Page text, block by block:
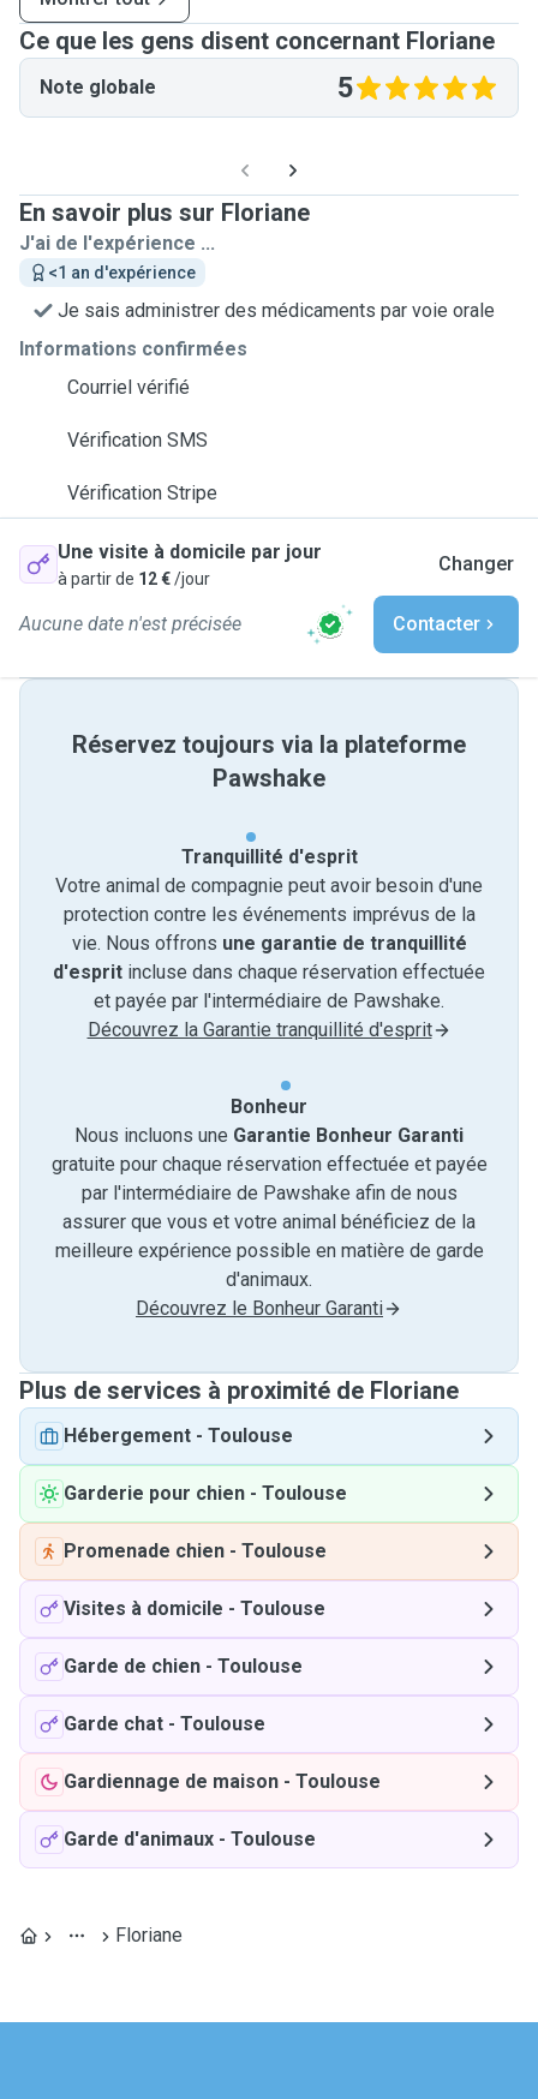
Ce que les gens disent concernant Floriane
Note globale 5
En savoir plus sur Floriane
J'ai de l'expérience ...
<1 an d'expérience
Je sais administrer des médicaments par voie orale
Informations confirmées
Courriel vérifié
Vérification SMS
Vérification Stripe
Une visite à domicile par jour
à partir de 12 €/jour
Changer
Aucune date n'est précisée Contacter
Réservez toujours via la plateforme
Pawshake
Tranquillité d'esprit
Votre animal de compagnie peut avoir besoin d'une
protection contre les événements imprévus de la
vie. Nous offrons une garantie de tranquillité
d'esprit incluse dans chaque réservation effectuée
et payée par l'intermédiaire de Pawshake.
Découvrez la Garantie tranquillité d'esprit
Bonheur
Nous incluons une Garantie Bonheur Garanti
gratuite pour chaque réservation effectuée et payée
par l'intermédiaire de Pawshake afin de nous
assurer que vous et votre animal bénéficiez de la
meilleure expérience possible en matière de garde
d'animaux.
Découvrez le Bonheur Garanti
Plus de services à proximité de Floriane
Hébergement - Toulouse
Garderie pour chien - Toulouse
Promenade chien - Toulouse
Visites à domicile - Toulouse
Garde de chien - Toulouse
Garde chat - Toulouse
Gardiennage de maison - Toulouse
Garde d'animaux - Toulouse
Floriane